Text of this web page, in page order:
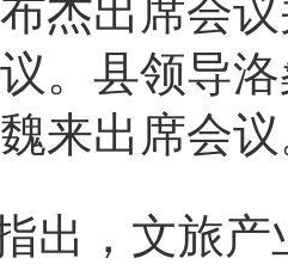
杰出席会
。县领导
来出席会
出，文旅